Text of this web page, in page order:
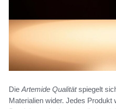
Die Artemide Qualitätspiegelt
Materialien wider. Jedes Produkt